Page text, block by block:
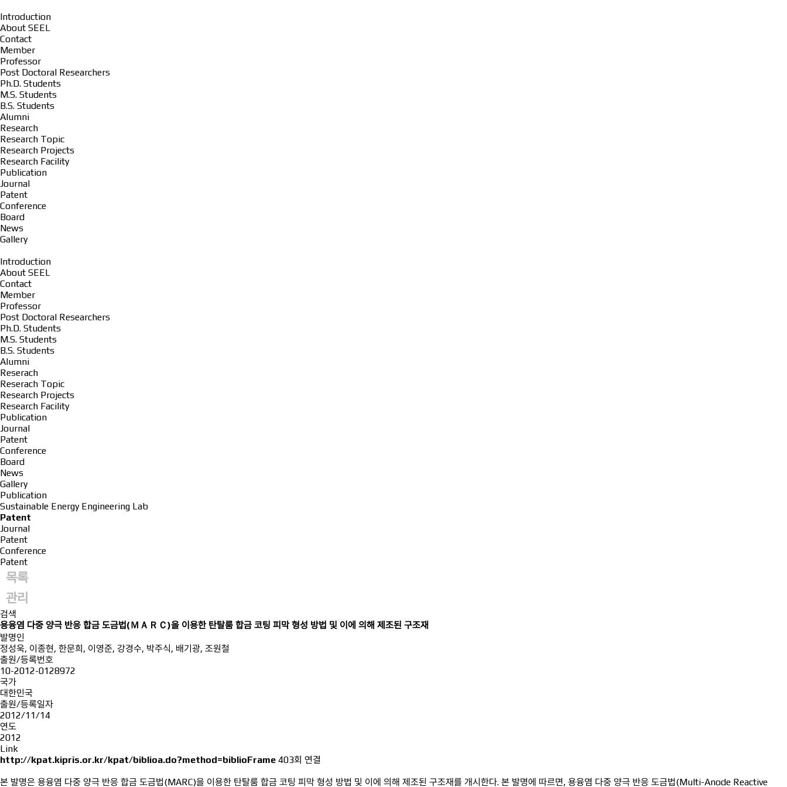
Introduction
About SEEL
Contact
Member
Professor
Post Doctoral Researchers
Ph.D. Students
M.S. Students
B.S. Students
Alumni
Research
Research Topic
Research Projects
Research Facility
Publication
Journal
Patent
Conference
Board
News
Gallery
Introduction
About SEEL
Contact
Member
Professor
Post Doctoral Researchers
Ph.D. Students
M.S. Students
B.S. Students
Alumni
Reserach
Reserach Topic
Research Projects
Research Facility
Publication
Journal
Patent
Conference
Board
News
Gallery
Publication
Sustainable Energy Engineering Lab
Patent
Journal
Patent
Conference
Patent
목록
관리
검색
용융염 다중 양극 반응 합금 도금법(ＭＡＲＣ)을 이용한 탄탈룸 합금 코팅 피막 형성 방법 및 이에 의해 제조된 구조재
발명인
정성욱, 이종현, 한문희, 이영준, 강경수, 박주식, 배기광, 조원철
출원/등록번호
10-2012-0128972
국가
대한민국
출원/등록일자
2012/11/14
연도
2012
Link
http://kpat.kipris.or.kr/kpat/biblioa.do?method=biblioFrame 403회 연결
본 발명은 용융염 다중 양극 반응 합금 도금법(MARC)을 이용한 탄탈룸 합금 코팅 피막 형성 방법 및 이에 의해 제조된 구조재를 개시한다. 본 발명에 따르면, 용융염 다중 양극 반응 도금법(Multi-Anode Reactive